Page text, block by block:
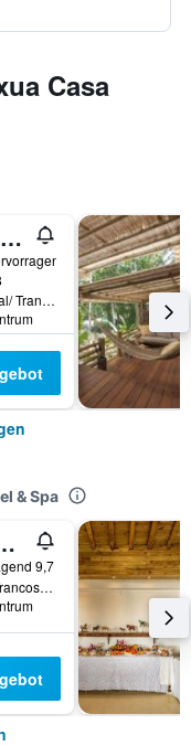
Casa
Villas de Trancoso
Estrada Velha Arraial/ Trancoso, Km 23,5 Trancoso, Trancoso, Brasilien
& Spa
9,7
R. do Bosque, 56, Trancoso, Brasilien